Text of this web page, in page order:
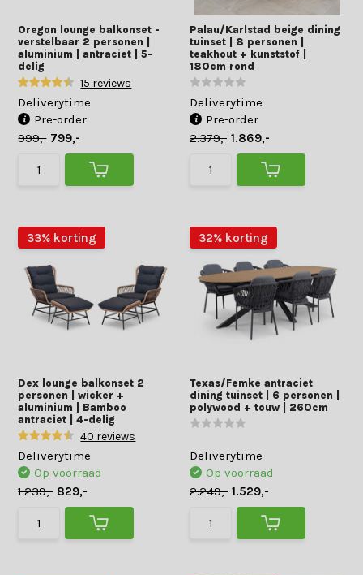
Oregon lounge balkonset -
verstelbaar 2 personen |
aluminium | antraciet | 5-
delig
15 reviews
Deliverytime
Pre-order
999,- 799,-
Palau/Karlstad beige dining
tuinset | 8 personen |
teakhout + kunststof |
180cm rond
Deliverytime
Pre-order
2.379,- 1.869,-
33% korting
Dex lounge balkonset 2
personen | wicker +
aluminium | Bamboo
antraciet | 4-delig
40 reviews
Deliverytime
Op voorraad
1.239,- 829,-
32% korting
Texas/Femke antraciet
dining tuinset | 6 personen |
polywood + touw | 260cm
Deliverytime
Op voorraad
2.249,- 1.529,-